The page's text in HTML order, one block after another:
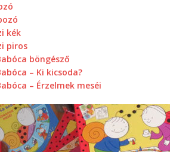
kék
piros
böngésző
– Ki kicsoda?
– Érzelmek meséi